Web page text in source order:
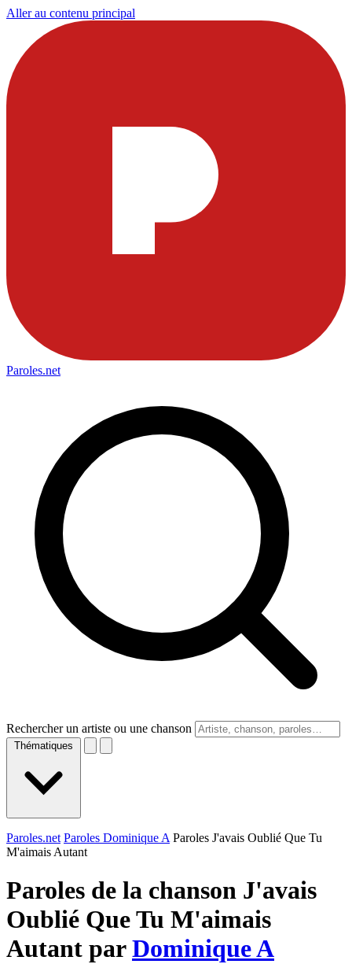
Aller au contenu principal
Paroles.net
Rechercher un artiste ou une chanson
Thématiques
Paroles.net Paroles Dominique A Paroles J'avais Oublié Que Tu
M'aimais Autant
Paroles de la chanson J'avais
Oublié Que Tu M'aimais
Autant parDominique A